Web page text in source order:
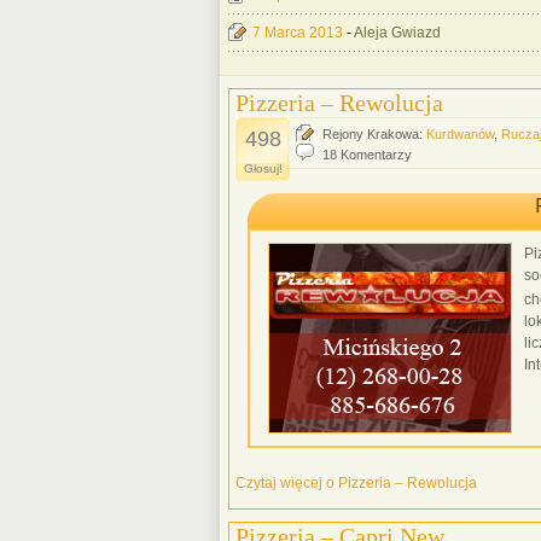
7 Marca 2013 -Aleja Gwiazd
Pizzeria – Rewolucja
498
Głosuj!
Rejony Krakowa: Kurdwanów, Ruczaj
18 Komentarzy
Czytaj więcej o Pizzeria – Rewolucja